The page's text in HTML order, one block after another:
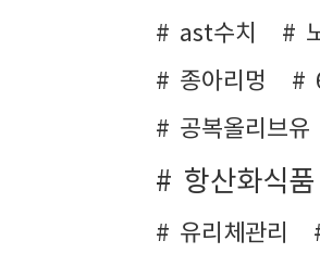
ast수치
종아리멍
공복올리브유
항산화식품
유리체관리